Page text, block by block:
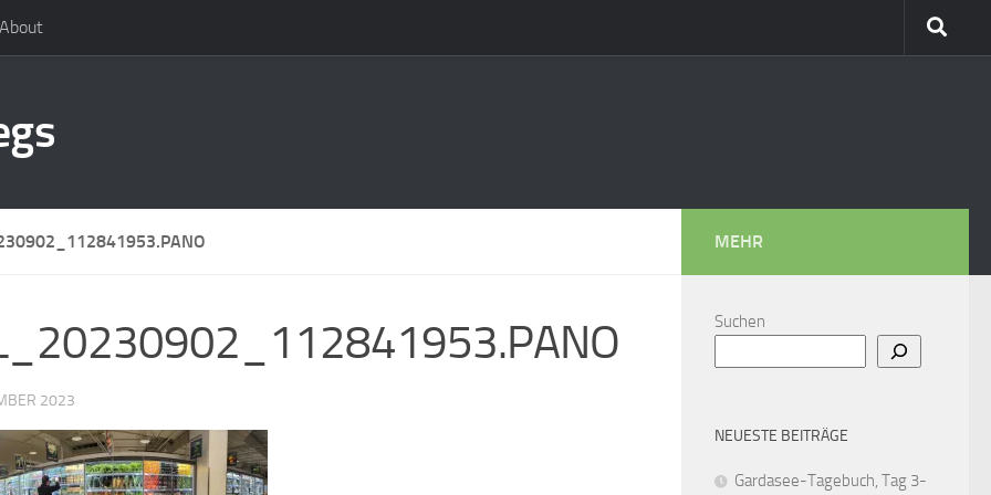
About
2023
MEHR
Suchen
NEUESTE BEITRÄGE
Gardasee-Tagebuch, Tag 3-